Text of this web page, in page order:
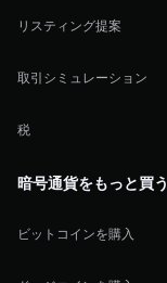
リスティング提案
取引シミュレーション
税
暗号通貨をもっと買う
ビットコインを購入